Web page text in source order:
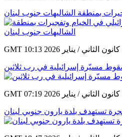
بمنطقة الشاليهات جنوب لبنان
مسيّرة إسرائيلية في رب ثلاثين
تستهدف بلدة يارون جنوبي لبنان